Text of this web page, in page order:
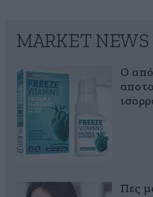
MARKET NEWS
Ο
Πες